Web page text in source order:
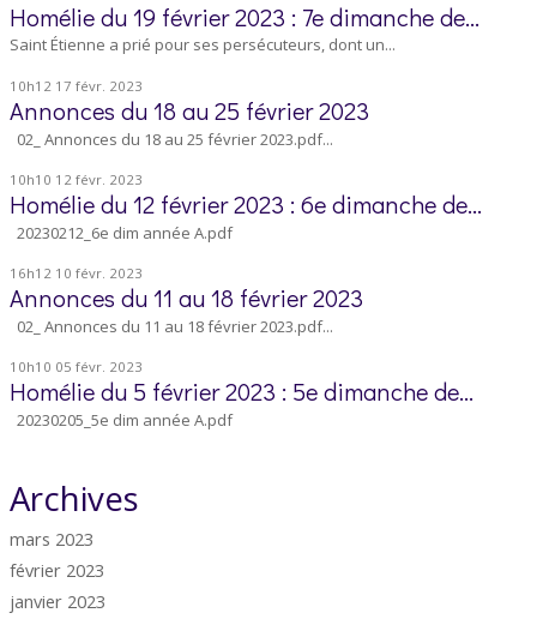
Homélie du 19 février 2023 : 7e dimanche de...
Saint Étienne a prié pour ses persécuteurs, dont un...
10h12 17 févr. 2023
Annonces du 18 au 25 février 2023
02_ Annonces du 18 au 25 février 2023.pdf...
10h10 12 févr. 2023
Homélie du 12 février 2023 : 6e dimanche de...
20230212_6e dim année A.pdf
16h12 10 févr. 2023
Annonces du 11 au 18 février 2023
02_ Annonces du 11 au 18 février 2023.pdf...
10h10 05 févr. 2023
Homélie du 5 février 2023 : 5e dimanche de...
20230205_5e dim année A.pdf
Archives
mars 2023
février 2023
janvier 2023